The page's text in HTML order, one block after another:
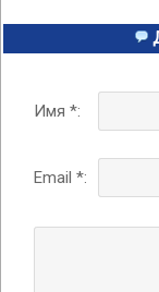
Имя *:
Email *: